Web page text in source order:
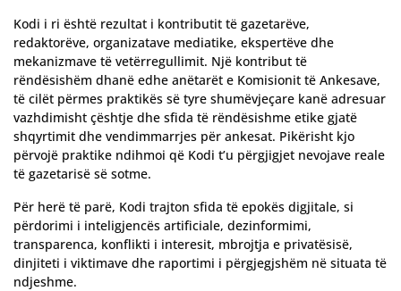
Kodi i ri është rezultat i kontributit të gazetarëve,
redaktorëve, organizatave mediatike, ekspertëve dhe
mekanizmave të vetërregullimit. Një kontribut të
rëndësishëm dhanë edhe anëtarët e Komisionit të Ankesave,
të cilët përmes praktikës së tyre shumëvjeçare kanë adresuar
vazhdimisht çështje dhe sfida të rëndësishme etike gjatë
shqyrtimit dhe vendimmarrjes për ankesat. Pikërisht kjo
përvojë praktike ndihmoi që Kodi t’u përgjigjet nevojave reale
të gazetarisë së sotme.
Për herë të parë, Kodi trajton sfida të epokës digjitale, si
përdorimi i inteligjencës artificiale, dezinformimi,
transparenca, konflikti i interesit, mbrojtja e privatësisë,
dinjiteti i viktimave dhe raportimi i përgjegjshëm në situata të
ndjeshme.